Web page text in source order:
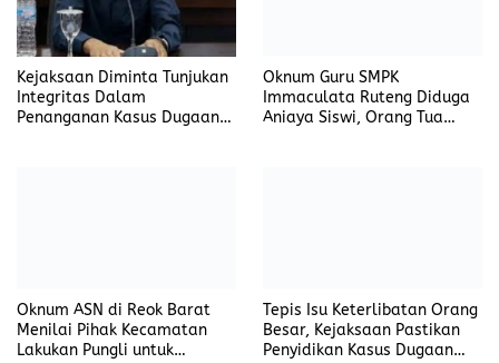
Kejaksaan Diminta Tunjukan
Integritas Dalam
Penanganan Kasus Dugaan
Oknum Guru SMPK
Immaculata Ruteng Diduga
Aniaya Siswi, Orang Tua
Oknum ASN di Reok Barat
Menilai Pihak Kecamatan
Lakukan Pungli untuk
Tepis Isu Keterlibatan Orang
Besar, Kejaksaan Pastikan
Penyidikan Kasus Dugaan